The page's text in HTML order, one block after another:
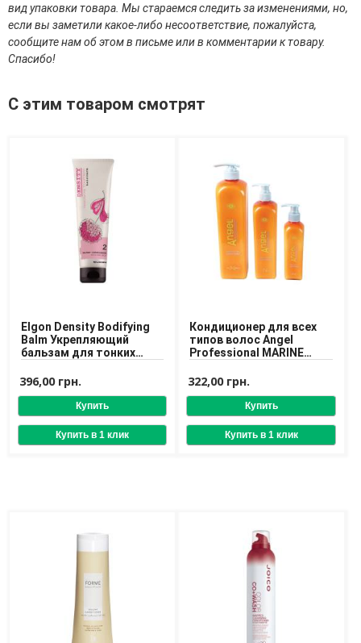
Средства для депиляции
Туалетная вода для тела
Уход для ног
Уход для рук
Средства для бритья
Уход для лица
Уход для тела
Уход за мужскими волосами
О Магазине
Контакты
Отзывы
Доставка
Возврат товара
вид упаковки товара. Мы стараемся следить за изменениями, но,
если вы заметили какое-либо несоответствие, пожалуйста,
сообщите нам об этом в письме или в комментарии к товару.
Спасибо!
С этим товаром смотрят
Elgon Density Bodifying
Balm Укрепляющий
бальзам для тонких
396,00 грн.
Кондиционер для всех
типов волос Angel
Professional MARINE
322,00 грн.